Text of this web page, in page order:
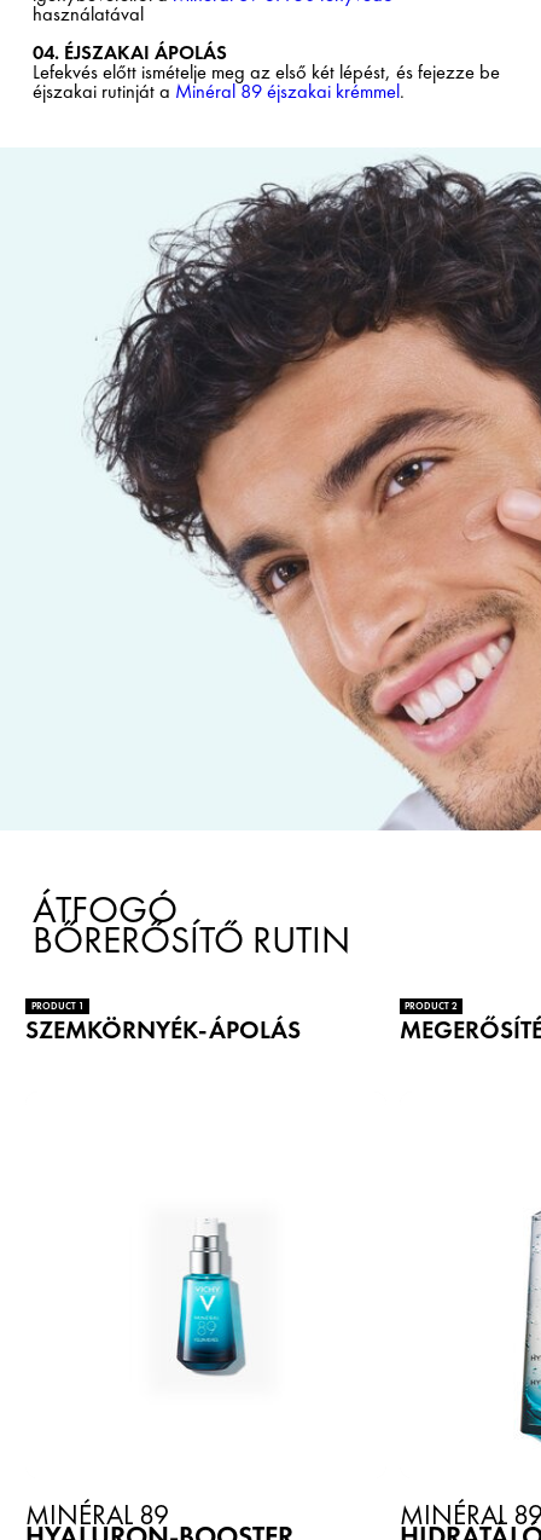
használatával
04. ÉJSZAKAI ÁPOLÁS
Lefekvés előtt ismételje meg az első két lépést, és fejezze be
éjszakai rutinját a Minéral 89 éjszakai krémmel.
ÁTFOGÓ
BŐRERŐSÍTŐ RUTIN
PRODUCT 1
SZEMKÖRNYÉK-ÁPOLÁS
MINÉRAL 89
PRODUCT 2
MINÉRAL